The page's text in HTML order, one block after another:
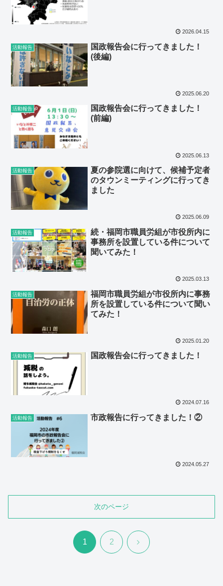
2026.04.15
活動報告
国政報告会に行ってきました！
(後編)
2025.06.20
活動報告
国政報告会に行ってきました！
(前編)
2025.06.13
活動報告
夏の参院選に向けて、候補予定者
のタウンミーティングに行ってき
ました
2025.06.09
活動報告
続・福岡市職員労組が市役所内に
事務所を設置している件について
聞いてみた！
2025.03.13
活動報告
福岡市職員労組が市役所内に事務
所を設置している件について聞い
てみた！
2025.01.20
活動報告 国政報告会に行ってきました！
2024.07.16
活動報告 市政報告に行ってきました！②
2024.05.27
次のページ
1 2 次